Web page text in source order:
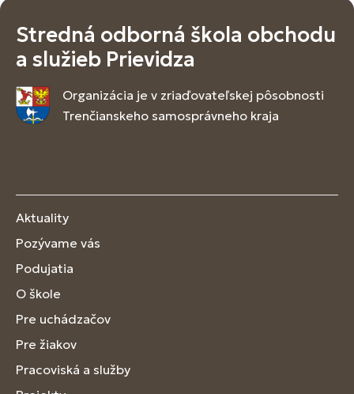
Stredná odborná škola obchodu
a služieb Prievidza
Organizácia je v zriaďovateľskej pôsobnosti
Trenčianskeho samosprávneho kraja
Aktuality
Pozývame vás
Podujatia
O škole
Pre uchádzačov
Pre žiakov
Pracoviská a služby